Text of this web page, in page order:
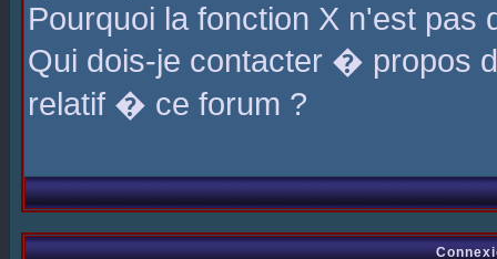
Pourquoi la fonction X n'est pas
Qui dois-je contacter � propos
relatif � ce forum ?